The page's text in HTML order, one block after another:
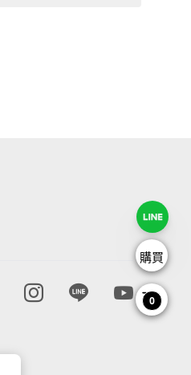
Facebook page
Instagram page
Line pageYoutube
購買
0